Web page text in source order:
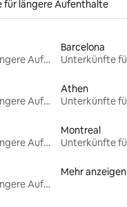
für längere Aufenthalte
Unterkünfte für längere Aufenthalte
Barcelona
Unterkünfte für längere Aufenthalte
Athen
Unterkünfte für längere Aufenthalte
Montreal
Unterkünfte für längere Aufenthalte
Mehr anzeigen